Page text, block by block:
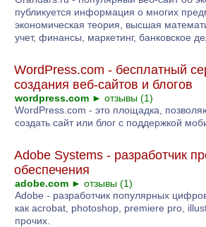
публикуется информация о многих
экономическая теория, высшая
учет, финансы, маркетинг, банковское
WordPress.com - бесплатный
создания веб-сайтов и блогов
wordpress.com ► отзывы (1)
WordPress.com - это площадка,
создать сайт или блог с поддержкой
Adobe Systems - разработчик
обеспечения
adobe.com ► отзывы (1)
Adobe - разработчик популярных
как acrobat, photoshop, premiere pro,
прочих.